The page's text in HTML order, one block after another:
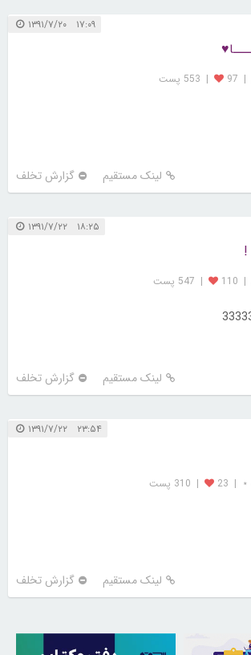
۱۷:۰۹ ۱۳۹۱/۷/۲۰
|
97
| 553 پست
لینک مستقیم گزارش تخلف
۱۸:۲۵ ۱۳۹۱/۷/۲۲
|
110
| 547 پست
لینک مستقیم گزارش تخلف
۲۳:۵۴ ۱۳۹۱/۷/۲۲
|
23
| 310 پست
لینک مستقیم گزارش تخلف